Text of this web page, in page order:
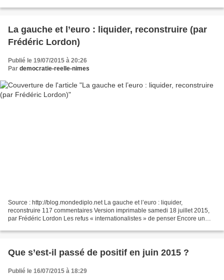
La gauche et l’euro : liquider, reconstruire (par
Frédéric Lordon)
Publié le 19/07/2015 à 20:26
Par democratie-reelle-nimes
Source : http://blog.mondediplo.net La gauche et l’euro : liquider,
reconstruire 117 commentaires Version imprimable samedi 18 juillet 2015,
par Frédéric Lordon Les refus « internationalistes » de penser Encore un
Que s’est-il passé de positif en juin 2015 ?
Publié le 16/07/2015 à 18:29